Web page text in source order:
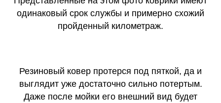
одинаковый срок службы и примерно схожий
пройденный километраж.
Резиновый ковер протерся под пяткой, да и
выглядит уже достаточно сильно потертым.
Даже после мойки его внешний вид будет